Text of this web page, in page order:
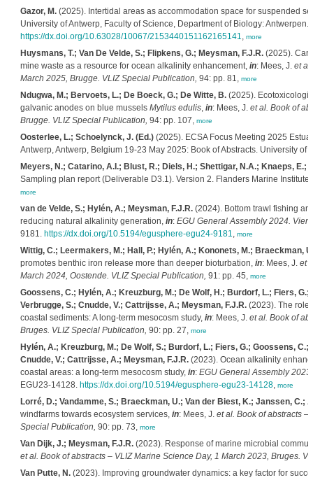
Gazor, M.(2025). Intertidal areas as accommodation space for suspended
University of Antwerp, Faculty of Science, Department of Biology: Antwerpen.
https://dx.doi.org/10.63028/10067/2153440151162165141, more
Huysmans, T.; Van De Velde, S.; Flipkens, G.; Meysman, F.J.R.(2025). Can
mine waste as a resource for ocean alkalinity enhancement, in: Mees, J. et al.
March 2025, Brugge. VLIZ Special Publication, 94: pp. 81, more
Ndugwa, M.; Bervoets, L.; De Boeck, G.; De Witte, B.(2025).
galvanic anodes on blue mussels Mytilus edulis, in: Mees, J. et al. Book of
Brugge. VLIZ Special Publication, 94: pp. 107, more
Oosterlee, L.; Schoelynck, J. (Ed.)(2025). ECSA Focus Meeting 2025
Antwerp, Antwerp, Belgium 19-23 May 2025: Book of Abstracts. University of
Meyers, N.; Catarino, A.I.; Blust, R.; Diels, H.; Shettigar, N.A.; Knaeps, E.;
Sampling plan report (Deliverable D3.1). Version 2. Flanders Marine Institute
more
van de Velde, S.; Hylén, A.; Meysman, F.J.R.(2024). Bottom trawl fishing
reducing natural alkalinity generation, in: EGU General Assembly 2024.
9181. https://dx.doi.org/10.5194/egusphere-egu24-9181, more
Wittig, C.; Leermakers, M.; Hall, P.; Hylén, A.; Kononets, M.; Braeckman,
promotes benthic iron release more than deeper bioturbation, in: Mees, J. et
March 2024, Oostende. VLIZ Special Publication, 91: pp. 45, more
Goossens, C.; Hylén, A.; Kreuzburg, M.; De Wolf, H.; Burdorf, L.; Fiers,
Verbrugge, S.; Cnudde, V.; Cattrijsse, A.; Meysman, F.J.R.(2023). The role
coastal sediments: A long-term mesocosm study, in: Mees, J. et al. Book of
Bruges. VLIZ Special Publication, 90: pp. 27, more
Hylén, A.; Kreuzburg, M.; De Wolf, S.; Burdorf, L.; Fiers, G.; Goossens,
Cnudde, V.; Cattrijsse, A.; Meysman, F.J.R.(2023). Ocean alkalinity
coastal areas: a long-term mesocosm study, in: EGU General Assembly
EGU23-14128. https://dx.doi.org/10.5194/egusphere-egu23-14128, more
Lorré, D.; Vandamme, S.; Braeckman, U.; Van der Biest, K.; Janssen, C.;
windfarms towards ecosystem services, in: Mees, J. et al. Book of abstracts –
Special Publication, 90: pp. 73, more
Van Dijk, J.; Meysman, F.J.R.(2023). Response of marine microbial
et al. Book of abstracts – VLIZ Marine Science Day, 1 March 2023, Bruges.
Van Putte, N.(2023). Improving groundwater dynamics: a key factor for